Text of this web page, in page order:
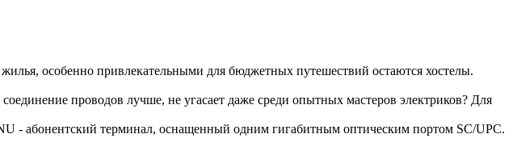
особенно привлекательными для бюджетных путешествий остаются хостелы.
проводов лучше, не угасает даже среди опытных мастеров электриков? Для
- абонентский терминал, оснащенный одним гигабитным оптическим портом SC/UPC.